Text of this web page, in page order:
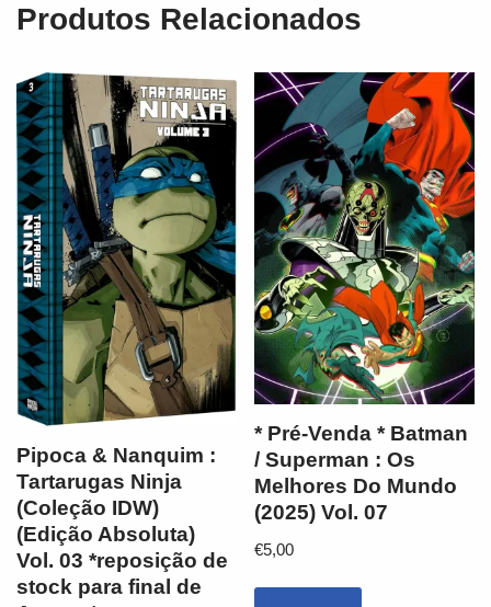
Produtos Relacionados
Pipoca & Nanquim :
Tartarugas Ninja
(Coleção IDW)
(Edição Absoluta)
Vol. 03 *reposição de
stock para final de
* Pré-Venda * Batman
/ Superman : Os
Melhores Do Mundo
(2025) Vol. 07
€5,00